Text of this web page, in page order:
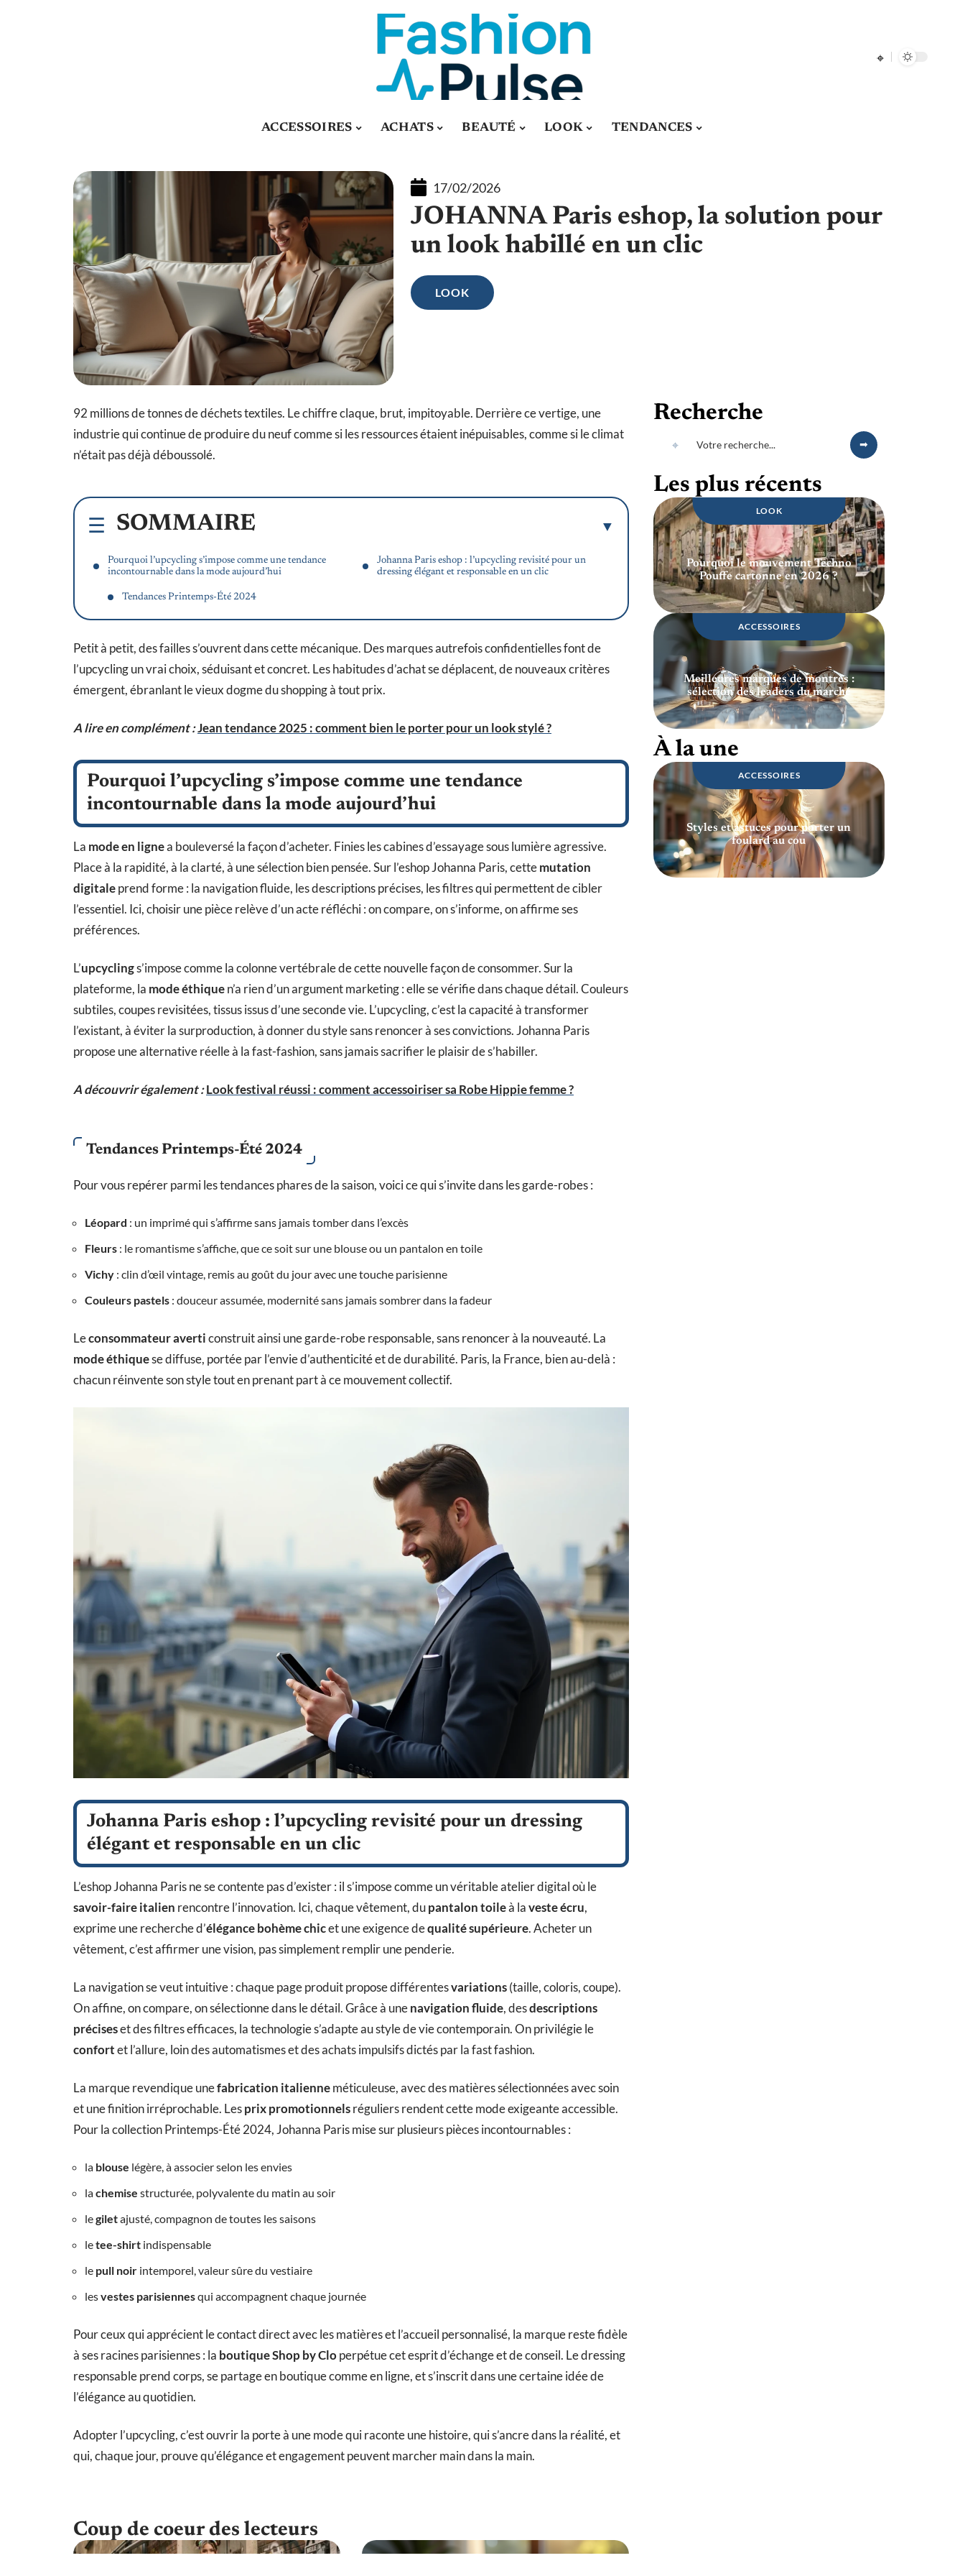
ACCESSOIRES ACHATS BEAUTÉ LOOK TENDANCES
17/02/2026
JOHANNA Paris eshop, la solution pour
un look habillé en un clic
LOOK
92 millions de tonnes de déchets textiles. Le chiffre claque, brut, impitoyable. Derrière ce vertige, une
industrie qui continue de produire du neuf comme si les ressources étaient inépuisables, comme si le climat
n’était pas déjà déboussolé.
SOMMAIRE
Pourquoi l’upcycling s’impose comme une tendance
incontournable dans la mode aujourd’hui
Tendances Printemps-Été 2024
Johanna Paris eshop : l’upcycling revisité pour un
dressing élégant et responsable en un clic
Petit à petit, des failles s’ouvrent dans cette mécanique. Des marques autrefois confidentielles font de
l’upcycling un vrai choix, séduisant et concret. Les habitudes d’achat se déplacent, de nouveaux critères
émergent, ébranlant le vieux dogme du shopping à tout prix.
A lire en complément :Jean tendance 2025 : comment bien le porter pour un look stylé ?
Pourquoi l’upcycling s’impose comme une tendance
incontournable dans la mode aujourd’hui
La mode en lignea bouleversé la façon d’acheter. Finies les cabines d’essayage sous lumière agressive.
Place à la rapidité, à la clarté, à une sélection bien pensée. Sur l’eshop Johanna Paris, cettemutation
digitaleprend forme : la navigation fluide, les descriptions précises, les filtres qui permettent de cibler
l’essentiel. Ici, choisir une pièce relève d’un acte réfléchi : on compare, on s’informe, on affirme ses
préférences.
L’upcyclings’impose comme la colonne vertébrale de cette nouvelle façon de consommer. Sur la
plateforme, la mode éthiquen’a rien d’un argument marketing : elle se vérifie dans chaque détail. Couleurs
subtiles, coupes revisitées, tissus issus d’une seconde vie. L’upcycling, c’est la capacité à transformer
l’existant, à éviter la surproduction, à donner du style sans renoncer à ses convictions. Johanna Paris
propose une alternative réelle à la fast-fashion, sans jamais sacrifier le plaisir de s’habiller.
A découvrir également :Look festival réussi : comment accessoiriser sa Robe Hippie femme ?
Tendances Printemps-Été 2024
Pour vous repérer parmi les tendances phares de la saison, voici ce qui s’invite dans les garde-robes :
Léopard : un imprimé qui s’affirme sans jamais tomber dans l’excès
Fleurs : le romantisme s’affiche, que ce soit sur une blouse ou un pantalon en toile
Vichy : clin d’œil vintage, remis au goût du jour avec une touche parisienne
Couleurs pastels : douceur assumée, modernité sans jamais sombrer dans la fadeur
Leconsommateur averticonstruit ainsi une garde-robe responsable, sans renoncer à la nouveauté. La
mode éthiquese diffuse, portée par l’envie d’authenticité et de durabilité. Paris, la France, bien au-delà :
chacun réinvente son style tout en prenant part à ce mouvement collectif.
Johanna Paris eshop : l’upcycling revisité pour un dressing
élégant et responsable en un clic
L’eshop Johanna Paris ne se contente pas d’exister : il s’impose comme un véritable atelier digital où le
savoir-faire italien rencontre l’innovation. Ici, chaque vêtement, dupantalon toileà laveste écru,
exprime une recherche d’élégance bohème chicet une exigence dequalité supérieure. Acheter un
vêtement, c’est affirmer une vision, pas simplement remplir une penderie.
La navigation se veut intuitive : chaque page produit propose différentesvariations(taille, coloris, coupe).
On affine, on compare, on sélectionne dans le détail. Grâce à unenavigation fluide, desdescriptions
préciseset des filtres efficaces, la technologie s’adapte au style de vie contemporain. On privilégie le
confortet l’allure, loin des automatismes et des achats impulsifs dictés par la fast fashion.
La marque revendique unefabrication italienneméticuleuse, avec des matières sélectionnées avec soin
et une finition irréprochable. Lesprix promotionnelsréguliers rendent cette mode exigeante accessible.
Pour la collection Printemps-Été 2024, Johanna Paris mise sur plusieurs pièces incontournables :
la blouse légère, à associer selon les envies
lachemise structurée, polyvalente du matin au soir
legiletajusté, compagnon de toutes les saisons
letee-shirt indispensable
le pull noir intemporel, valeur sûre du vestiaire
lesvestes parisiennesqui accompagnent chaque journée
Pour ceux qui apprécient le contact direct avec les matières et l’accueil personnalisé, la marque reste fidèle
à ses racines parisiennes : la boutique Shop by Cloperpétue cet esprit d’échange et de conseil. Le dressing
responsable prend corps, se partage en boutique comme en ligne, et s’inscrit dans une certaine idée de
l’élégance au quotidien.
Adopter l’upcycling, c’est ouvrir la porte à une mode qui raconte une histoire, qui s’ancre dans la réalité, et
qui, chaque jour, prouve qu’élégance et engagement peuvent marcher main dans la main.
Coup de coeur des lecteurs
Recherche
Les plus récents
LOOK
Pourquoi le mouvement Techno
Pouffe cartonne en 2026 ?
ACCESSOIRES
Meilleures marques de montres :
sélection des leaders du marché
À la une
ACCESSOIRES
Styles et astuces pour porter un
foulard au cou